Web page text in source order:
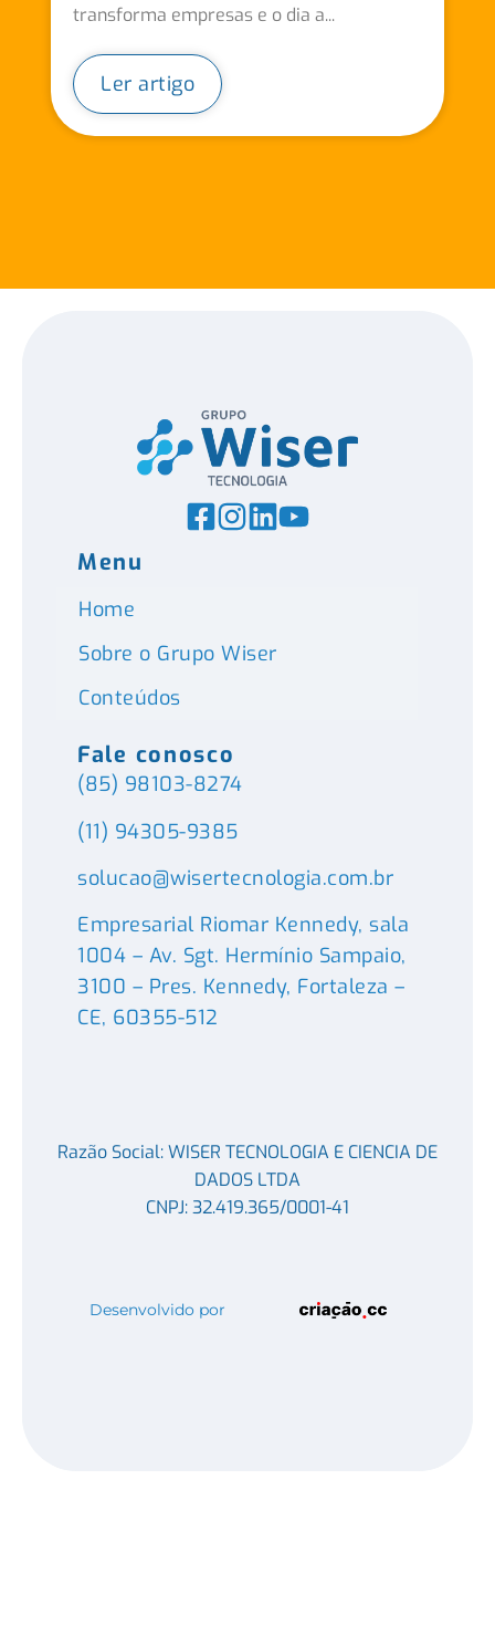
transforma empresas e o dia a...
Ler artigo
Menu
Home
Sobre o Grupo Wiser
Conteúdos
Fale conosco
(85) 98103-8274
(11) 94305-9385
solucao@wisertecnologia.com.br
Empresarial Riomar Kennedy, sala
1004 – Av. Sgt. Hermínio Sampaio,
3100 – Pres. Kennedy, Fortaleza –
CE, 60355-512
Razão Social: WISER TECNOLOGIA E CIENCIA DE
DADOS LTDA
CNPJ: 32.419.365/0001-41
Desenvolvido por